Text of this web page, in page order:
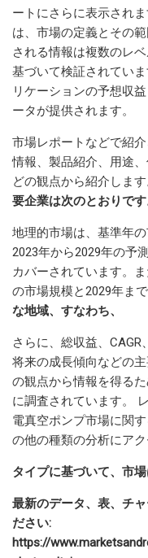
ートにさらに表示され
は、市場の定義とその
される情報は複数のレ
基づいて検証されてい
リケーションの予想収
ータが提供されます。
市場レポートなどで紹
情報、製品紹介、用途
どの観点から紹介します
要企業は次のとおりです
地理的市場は、基準年
2023年から2029年の予
カバーされています。
の市場規模と2029年ま
な地域、すなわち、
さらに、総収益、CAGR
将来の成長傾向などの
の観点から情報を得る
に調査されています。
電真空ポンプ市場に関
の他の種類の分析にアク
タイプに基づいて、市
最新のデータ、表、チ
ださい:
https://